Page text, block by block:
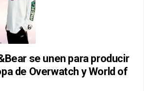
se unen para producir
de Overwatch y World of